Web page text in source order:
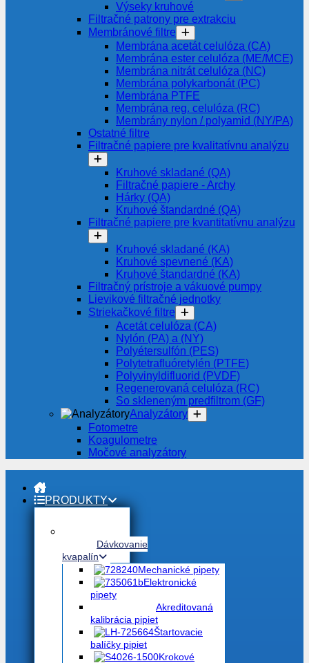
Výseky kruhové
Filtračné patrony pre extrakciu
Membránové filtre
Membrána acetát celulóza (CA)
Membrána ester celulóza (ME/MCE)
Membrána nitrát celulóza (NC)
Membrána polykarbonát (PC)
Membrána PTFE
Membrána reg. celulóza (RC)
Membrány nylon / polyamid (NY/PA)
Ostatné filtre
Filtračné papiere pre kvalitatívnu analýzu
Kruhové skladané (QA)
Filtračné papiere - Archy
Hárky (QA)
Kruhové štandardné (QA)
Filtračné papiere pre kvantitatívnu analýzu
Kruhové skladané (KA)
Kruhové spevnené (KA)
Kruhové štandardné (KA)
Filtračný prístroje a vákuové pumpy
Lievikové filtračné jednotky
Striekačkové filtre
Acetát celulóza (CA)
Nylón (PA) a (NY)
Polyétersulfón (PES)
Polytetrafluóretylén (PTFE)
Polyvinyldifluorid (PVDF)
Regenerovaná celulóza (RC)
So skleneným predfiltrom (GF)
Analyzátory
Fotometre
Koagulometre
Močové analyzátory
PRODUKTY
Dávkovanie
kvapalín
Mechanické pipety
Elektronické
pipety
Akreditovaná
kalibrácia pipiet
Štartovacie
balíčky pipiet
Krokové